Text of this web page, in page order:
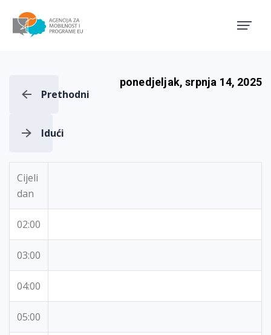
Prethodni
ponedjeljak, srpnja 14, 2025
Idući
Cijeli
dan
02:00
03:00
04:00
05:00